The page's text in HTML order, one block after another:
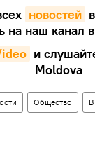
новостей
на наш канал в
и
Moldova
Общество